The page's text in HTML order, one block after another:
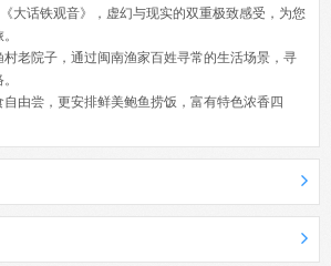
大话铁观音》，虚幻与现实的双重极致感受，为您
村老院子，通过闽南渔家百姓寻常的生活场景，寻
自由尝，更安排鲜美鲍鱼捞饭，富有特色浓香四